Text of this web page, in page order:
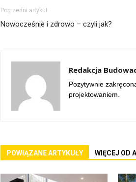
Poprzedni artykuł
Nowocześnie i zdrowo – czyli jak?
Redakcja
Pozytywnie
projektowaniem.
POWIĄZANE ARTYKUŁY WIĘCEJ OD